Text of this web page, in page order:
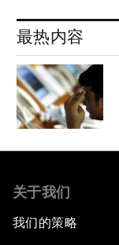
最热内容
关于我们
我们的策略